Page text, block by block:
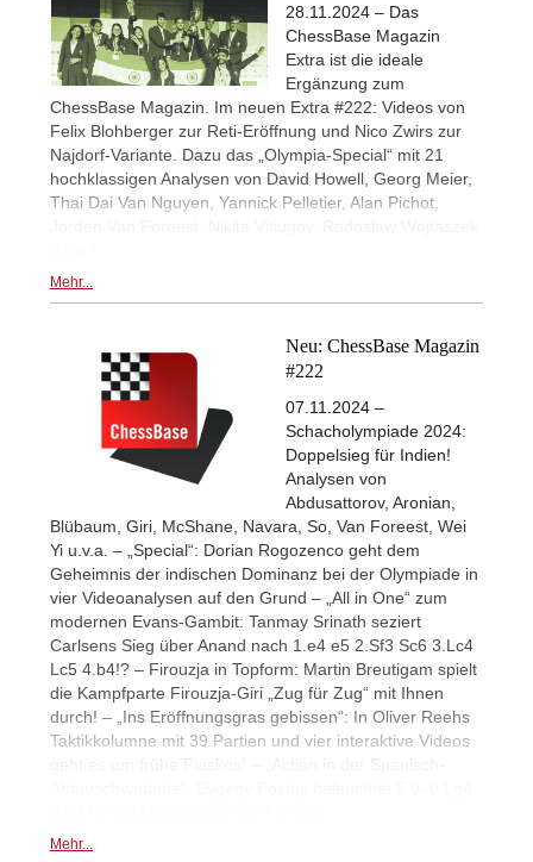
28.11.2024 – Das
ChessBase Magazin
Extra ist die ideale
Ergänzung zum
ChessBase Magazin. Im neuen Extra #222: Videos von
Felix Blohberger zur Reti-Eröffnung und Nico Zwirs zur
Najdorf-Variante. Dazu das „Olympia-Special“ mit 21
hochklassigen Analysen von David Howell, Georg Meier,
Thai Dai Van Nguyen, Yannick Pelletier, Alan Pichot,
Mehr...
Neu: ChessBase Magazin
#222
07.11.2024 –
Schacholympiade 2024:
Doppelsieg für Indien!
Analysen von
Abdusattorov, Aronian,
Blübaum, Giri, McShane, Navara, So, Van Foreest, Wei
Yi u.v.a. – „Special“: Dorian Rogozenco geht dem
Geheimnis der indischen Dominanz bei der Olympiade in
vier Videoanalysen auf den Grund – „All in One“ zum
modernen Evans-Gambit: Tanmay Srinath seziert
Carlsens Sieg über Anand nach 1.e4 e5 2.Sf3 Sc6 3.Lc4
Lc5 4.b4!? – Firouzja in Topform: Martin Breutigam spielt
die Kampfparte Firouzja-Giri „Zug für Zug“ mit Ihnen
durch! – „Ins Eröffnungsgras gebissen“: In Oliver Reehs
Taktikkolumne mit 39 Partien und vier interaktive Videos
Mehr...